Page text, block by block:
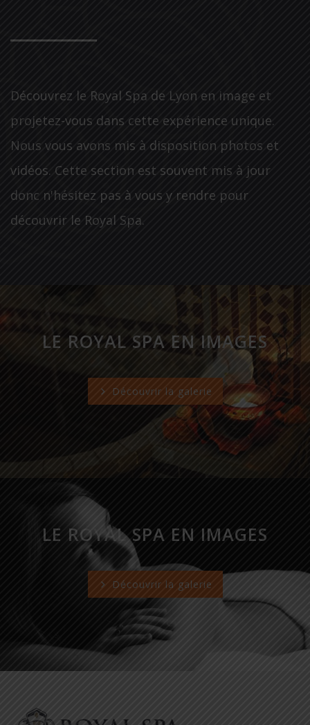
Découvrez le Royal Spa de Lyon en image et
projetez-vous dans cette expérience unique.
Nous vous avons mis à disposition photos et
vidéos. Cette section est souvent mis à jour
donc n'hésitez pas à vous y rendre pour
découvrir le Royal Spa.
LE ROYAL SPA EN IMAGES
Découvrir la galerie
LE ROYAL SPA EN IMAGES
Découvrir la galerie